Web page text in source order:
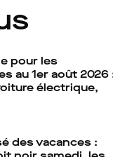
pour les
au 1er août 2026
électrique,
des vacances :